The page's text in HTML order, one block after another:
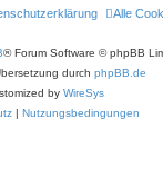
Alle
® Forum Software © phpBB
durch phpBB.de
by WireSys
| Nutzungsbedingungen